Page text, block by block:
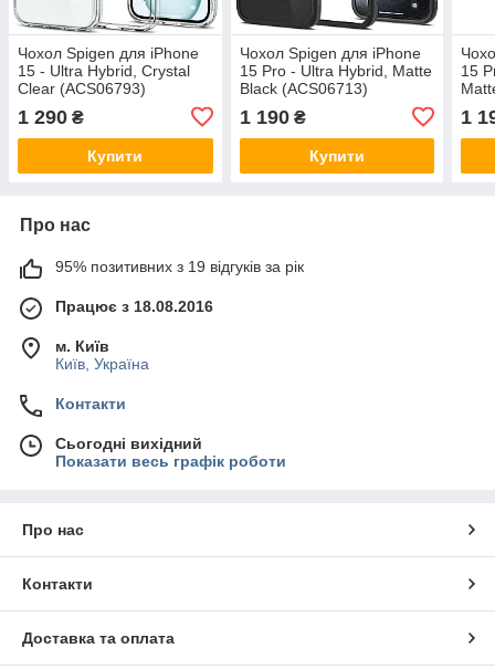
Чохол Spigen для iPhone
15 - Ultra Hybrid, Crystal
Clear (ACS06793)
1 290 ₴
Купити
Чохол Spigen для iPhone
15 Pro - Ultra Hybrid, Matte
Black (ACS06713)
1 190₴
Купити
15
1
Про нас
95% позитивних з 19 відгуків за рік
Працює з 18.08.2016
м. Київ
Київ, Україна
Контакти
Сьогодні вихідний
Показати весь графік роботи
Про нас
Контакти
Доставка та оплата